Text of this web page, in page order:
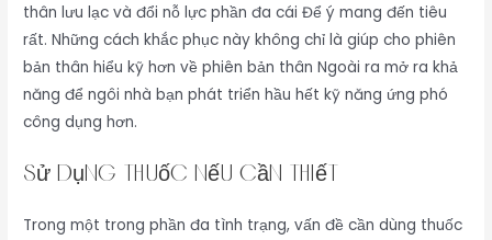
thân lưu lạc và đổi nỗ lực phần đa cái Để ý mang đến tiêu
rất. Những cách khắc phục này không chỉ là giúp cho phiên
bản thân hiểu kỹ hơn về phiên bản thân Ngoài ra mở ra khả
năng để ngôi nhà bạn phát triển hầu hết kỹ năng ứng phó
công dụng hơn.
Sử Dụng Thuốc Nếu Cần Thiết
Trong một trong phần đa tình trạng, vấn đề cần dùng thuốc